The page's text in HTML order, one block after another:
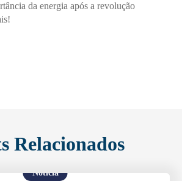
da energia após a revolução
Relacionados
Notícia